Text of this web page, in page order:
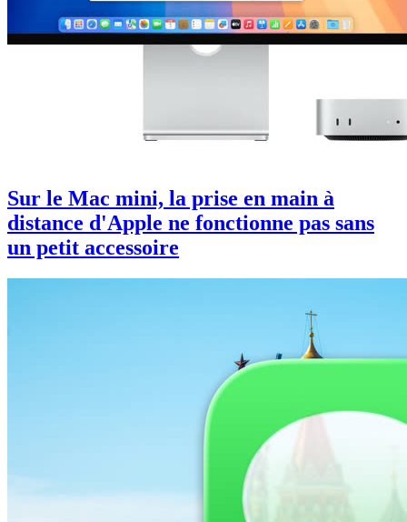
Sur le Mac mini, la prise en main à
distance d'Apple ne fonctionne pas sans
un petit accessoire